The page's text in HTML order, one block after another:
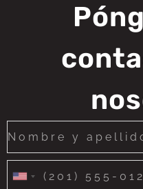
United